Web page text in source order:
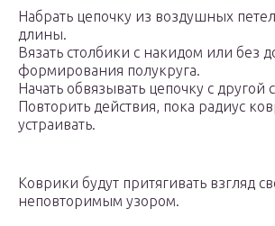
Набрать цепочку из воздушных
длины.
Вязать столбики с накидом или без
формирования полукруга.
Начать обвязывать цепочку с другой
Повторить действия, пока радиус
устраивать.
Коврики будут притягивать взгляд
неповторимым узором.